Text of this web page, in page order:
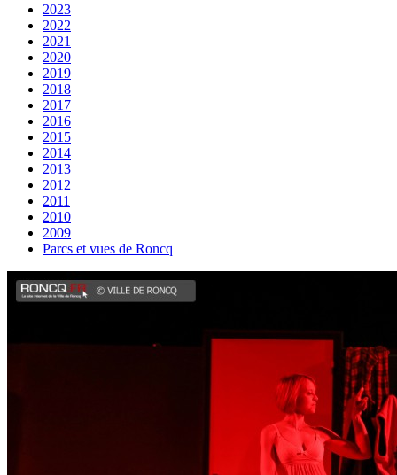
2023
2022
2021
2020
2019
2018
2017
2016
2015
2014
2013
2012
2011
2010
2009
Parcs et vues de Roncq